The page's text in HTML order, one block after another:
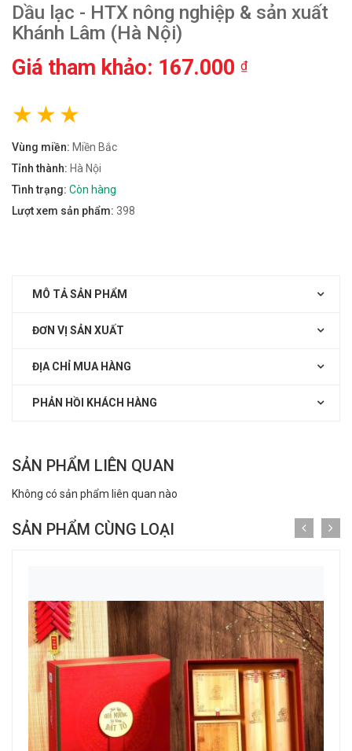
Dầu lạc - HTX nông nghiệp & sản xuất
Khánh Lâm (Hà Nội)
Giá tham khảo: 167.000 ₫
Vùng miền: Miền Bắc
Tỉnh thành: Hà Nội
Tình trạng: Còn hàng
Lượt xem sản phẩm: 398
MÔ TẢ SẢN PHẨM
ĐƠN VỊ SẢN XUẤT
ĐỊA CHỈ MUA HÀNG
PHẢN HỒI KHÁCH HÀNG
SẢN PHẨM LIÊN QUAN
Không có sản phẩm liên quan nào
SẢN PHẨM CÙNG LOẠI